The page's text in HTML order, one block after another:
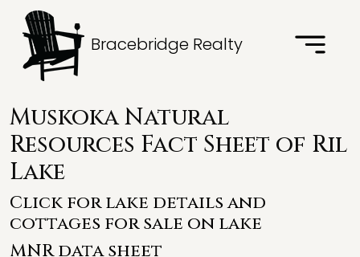
Bracebridge Realty
Muskoka Natural
Resources Fact Sheet of Ril
Lake
Click for lake details and
cottages for sale on lake
MNR data sheet